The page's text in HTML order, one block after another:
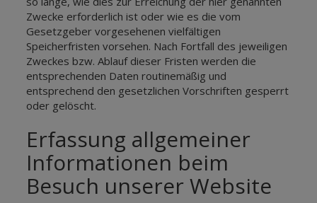
Zwecke erforderlich ist oder wie es die vom
Gesetzgeber vorgesehenen vielfältigen
Speicherfristen vorsehen. Nach Fortfall des jeweiligen
Zweckes bzw. Ablauf dieser Fristen werden die
entsprechenden Daten routinemäßig und
entsprechend den gesetzlichen Vorschriften gesperrt
oder gelöscht.
Erfassung allgemeiner
Informationen beim
Besuch unserer Website